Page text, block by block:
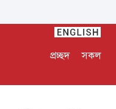
প্রচ্ছদ সকল